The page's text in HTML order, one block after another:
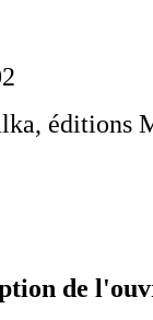
éditions
de